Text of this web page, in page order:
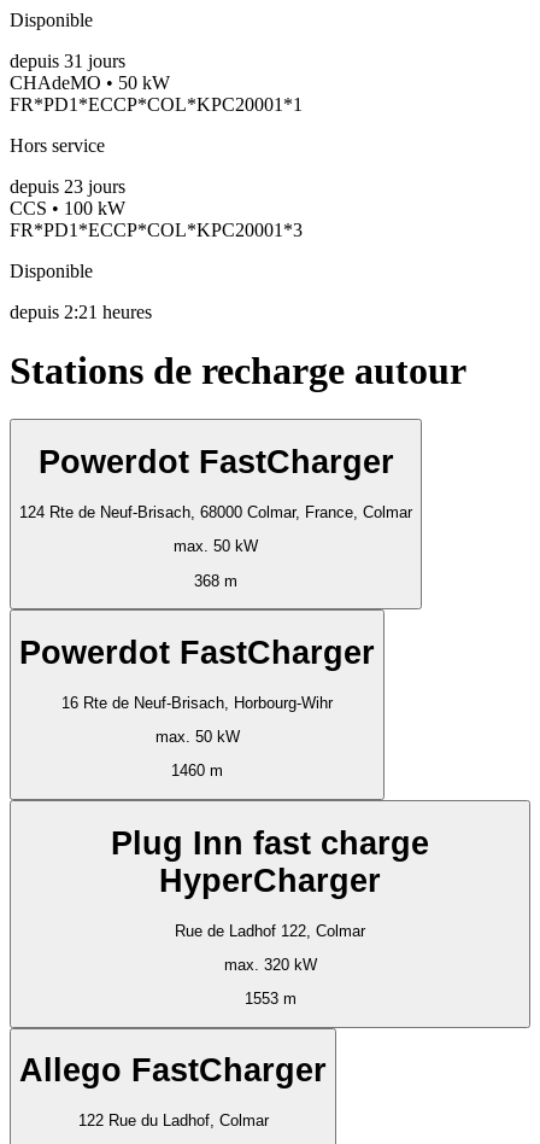
Disponible
depuis 31 jours
CHAdeMO • 50 kW
FR*PD1*ECCP*COL*KPC20001*1
Hors service
depuis 23 jours
CCS • 100 kW
FR*PD1*ECCP*COL*KPC20001*3
Disponible
depuis 2:21 heures
Stations de recharge autour
Powerdot FastCharger
124 Rte de Neuf-Brisach, 68000 Colmar, France, Colmar
max. 50 kW
368 m
Powerdot FastCharger
16 Rte de Neuf-Brisach, Horbourg-Wihr
max. 50 kW
1460 m
Plug Inn fast charge
HyperCharger
Rue de Ladhof 122, Colmar
max. 320 kW
1553 m
Allego FastCharger
122 Rue du Ladhof, Colmar